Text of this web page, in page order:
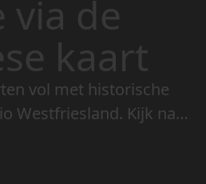
via de
kaart
vol met historische
Westfriesland. Kijk naar